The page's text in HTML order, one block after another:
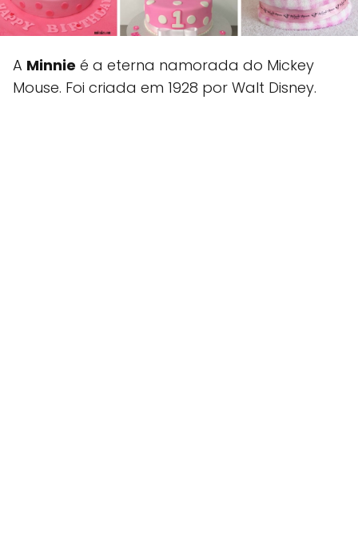
A Minnie é a eterna namorada do Mickey
Mouse. Foi criada em 1928 por Walt Disney.